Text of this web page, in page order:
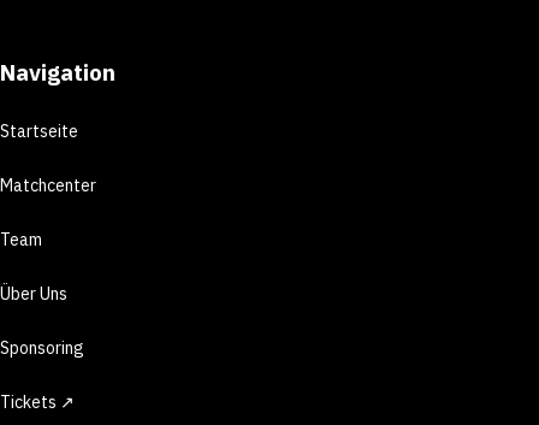
Navigation
Startseite
Matchcenter
Team
Über Uns
Sponsoring
Tickets ↗